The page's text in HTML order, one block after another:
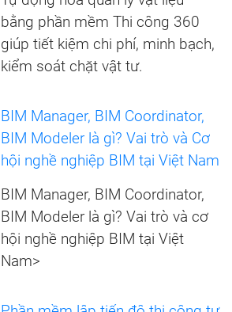
bằng phần mềm Thi công 360
giúp tiết kiệm chi phí, minh bạch,
kiểm soát chặt vật tư.
BIM Manager, BIM Coordinator,
BIM Modeler là gì? Vai trò và Cơ
hội nghề nghiệp BIM tại Việt Nam
BIM Manager, BIM Coordinator,
BIM Modeler là gì? Vai trò và cơ
hội nghề nghiệp BIM tại Việt
Nam>